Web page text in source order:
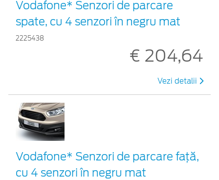
Vodafone* Senzori de parcare
spate, cu 4 senzori în negru mat
2225438
€ 204,64
Vezi detalii
Vodafone* Senzori de parcare față,
cu 4 senzori în negru mat